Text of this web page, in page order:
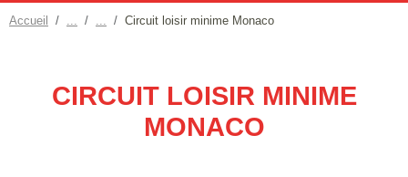
Accueil Circuit loisir minime Monaco
CIRCUIT LOISIR MINIME
MONACO